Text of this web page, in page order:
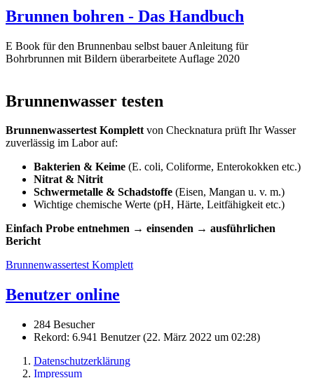
Brunnen bohren - Das Handbuch
E Book für den Brunnenbau selbst bauer Anleitung für
Bohrbrunnen mit Bildern überarbeitete Auflage 2020
Brunnenwasser testen
Brunnenwassertest Komplettvon Checknatura prüft Ihr Wasser
zuverlässig im Labor auf:
Bakterien & Keime (E. coli, Coliforme, Enterokokken etc.)
Nitrat & Nitrit
Schwermetalle & Schadstoffe (Eisen, Mangan u. v. m.)
Wichtige chemische Werte (pH, Härte, Leitfähigkeit etc.)
Einfach Probe entnehmen → einsenden → ausführlichen
Bericht
Brunnenwassertest Komplett
Benutzer online
284 Besucher
Rekord: 6.941 Benutzer (22. März 2022 um 02:28)
Datenschutzerklärung
Impressum